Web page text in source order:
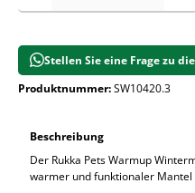
Stellen Sie eine Frage zu
Produktnummer:SW10420.3
Beschreibung
Der Rukka Pets Warmup
warmer und funktionaler